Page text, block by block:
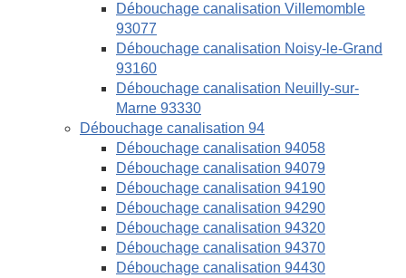
Débouchage canalisation Villemomble
93077
Débouchage canalisation Noisy-le-Grand
93160
Débouchage canalisation Neuilly-sur-
Marne 93330
Débouchage canalisation 94
Débouchage canalisation 94058
Débouchage canalisation 94079
Débouchage canalisation 94190
Débouchage canalisation 94290
Débouchage canalisation 94320
Débouchage canalisation 94370
Débouchage canalisation 94430